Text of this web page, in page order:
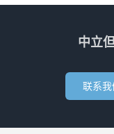
中立
联系我